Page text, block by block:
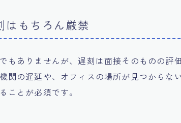
はもちろん厳禁
もありませんが、遅刻は面接そのものの評
関の遅延や、オフィスの場所が見つからな
ことが必須です。